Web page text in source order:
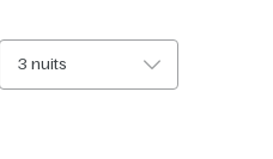
3 nuits